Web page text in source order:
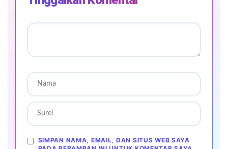
SIMPAN NAMA, EMAIL, DAN SITUS WEB SAYA